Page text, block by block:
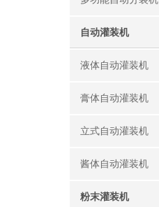
自动灌装机
液体自动灌装机
膏体自动灌装机
立式自动灌装机
酱体自动灌装机
粉末灌装机